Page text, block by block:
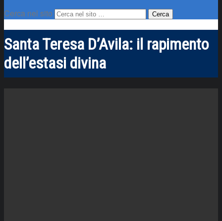
Cerca nel sito
Santa Teresa D’Avila: il rapimento
dell’estasi divina